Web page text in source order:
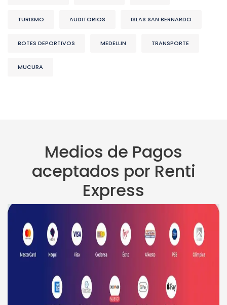
TURISMO AUDITORIOS ISLAS SAN BERNARDO
BOTES DEPORTIVOS MEDELLIN TRANSPORTE
MUCURA
Medios de Pagos
aceptados por Renti
Express